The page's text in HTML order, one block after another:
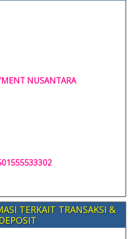
NUSANTARA
TERKAIT TRANSAKSI &
DEPOSIT